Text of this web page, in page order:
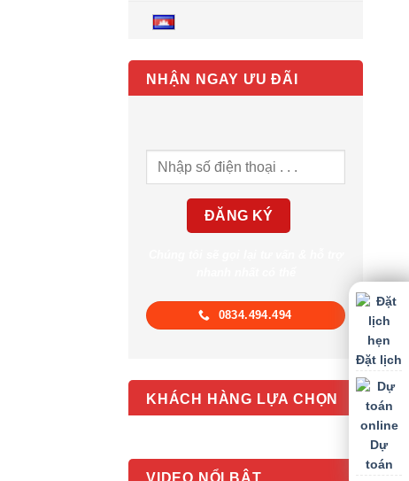
NHẬN NGAY ƯU ĐÃI
0834.494.494
KHÁCH HÀNG LỰA CHỌN
VIDEO NỔI BẬT
Đặt lịch
Dự
toán